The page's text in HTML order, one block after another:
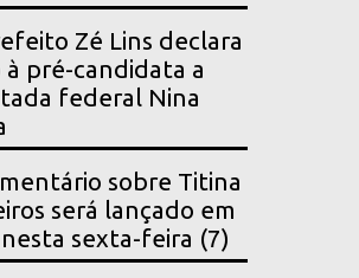
Zé Lins declara
à pré-candidata a
federal Nina
sobre Titina
será lançado em
sexta-feira (7)